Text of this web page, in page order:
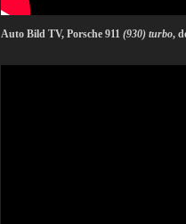
Auto Bild TV, Porsche 911 (930) turbo,